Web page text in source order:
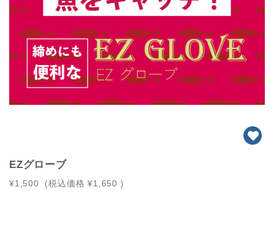
EZグローブ
¥1,500 (税込価格 ¥1,650 )